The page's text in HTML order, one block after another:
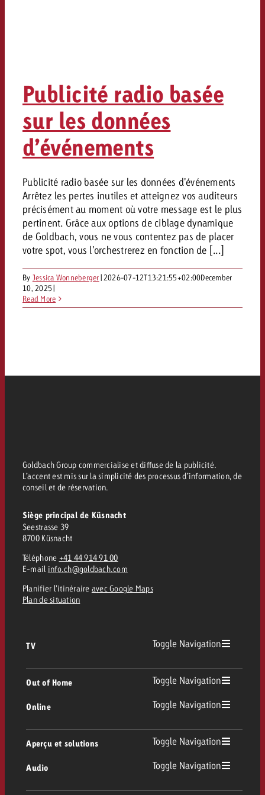
Publicité radio basée
sur les données
d’événements
Publicité radio basée sur les données d'événements
Arrêtez les pertes inutiles et atteignez vos auditeurs
précisément au moment où votre message est le plus
pertinent. Grâce aux options de ciblage dynamique
de Goldbach, vous ne vous contentez pas de placer
votre spot, vous l'orchestrerez en fonction de [...]
By Jessica Wonneberger| 2026-07-12T13:21:55+02:00December
10, 2025|
Read More
Goldbach Group commercialise et diffuse de la publicité.
L’accent est mis sur la simplicité des processus d’information, de
conseil et de réservation.
Siège principal de Küsnacht
Seestrasse 39
8700 Küsnacht
Téléphone +41 44 914 91 00
E-mail info.ch@goldbach.com
Planifier l’itinéraire avec Google Maps
Plan de situation
TV Toggle Navigation
Out of Home Toggle Navigation
Out of Home
Affichage
Digital Out of Home
Online Toggle Navigation
Aperçu et solutions Toggle Navigation
Conseil & Crossmedia
Audio Toggle Navigation